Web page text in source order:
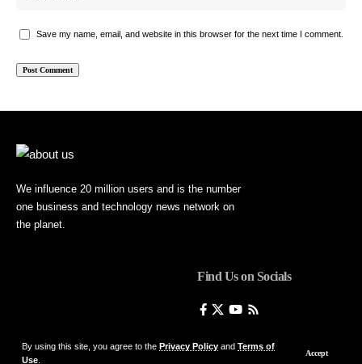
By using this site, you agree to the Privacy Policy and Terms of
Use
Accept
Save my name, email, and website in this browser for the next time I comment.
We influence 20 million users and is the number
one business and technology news network on
the planet.
Find Us on Socials